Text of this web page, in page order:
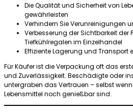
Die Qualität und Sicherheit von
gewährleisten
Verhindern Sie Verunreinigungen
Verbesserung der Sichtbarkeit der
Tiefkühlregalen im Einzelhandel
Effiziente Lagerung und Transport
Für Käufer ist die Verpackung oft das
und Zuverlässigkeit. Beschädigte oder
untergraben das Vertrauen – selbst
Lebensmittel noch genießbar sind.